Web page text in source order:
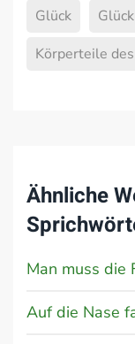
Glück
Körperteile
Ähnliche
Man muss die
Auf die Nase